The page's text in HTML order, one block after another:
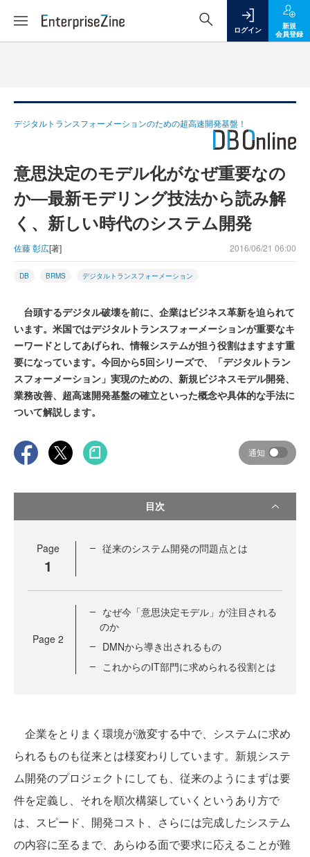
ログイン
新規
会員登録
デジタルトランスフォーメーションのための超高速開発基盤！
意思決定のモデル化がなぜ重要なの
か―最新モデリング技法から読み解
く、新しい時代のシステム開発
佐藤 彰広[著] 2016/06/21 06:00
DB BRMS デジタルトランスフォーメーション
台頭するデジタル破壊を前に、企業はビジネス革新を迫られて
います。米国ではデジタルトランスフォーメーションが重要なキ
ーワードとしてあげられ、情報システムが担う役割はますます重
要になっています。今回から5回シリーズで、「デジタルトラン
スフォーメーション」実現のための、新規ビジネスモデル開発、
業務改善、超高速開発基盤の確立といった概念や具体的な手法に
ついて解説します。
通知
目次
Page
1
従来のシステム開発の問題点とは
Page 2
なぜ今「意思決定モデル」が注目される
のか
DMNから導き出されるもの
これからのIT部門に求められる役割とは
企業をとりまく環境が激変する中で、システムに求め
られるものも従来とは様変わりしています。新規システ
ム開発のプロジェクトにしても、従来のようにまずは要
件を定義し、それを順次構築していくというあり方で
は、スピード、開発コスト、さらには完成したシステム
の内容に至るまで、あらゆる面で要求に応えることが難